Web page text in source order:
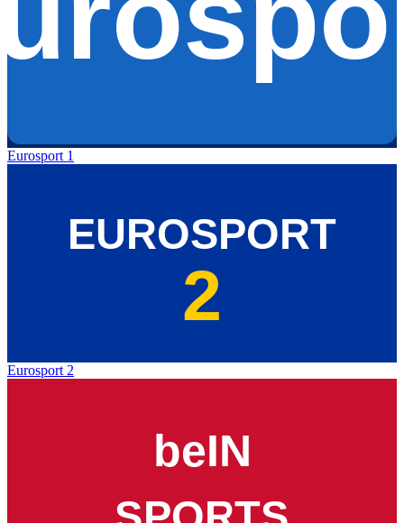
Eurosport 1
Eurosport 2